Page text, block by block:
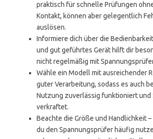
praktisch für schnelle Prüfungen
Kontakt, können aber gelegentlich
auslösen.
Informiere dich über die
und gut geführtes Gerät hilft dir
nicht regelmäßig mit
Wähle ein Modell mit ausreichender
guter Verarbeitung, sodass es auch
Nutzung zuverlässig funktioniert und
verkraftet.
Beachte die Größe und Handlichkeit
du den Spannungsprüfer häufig